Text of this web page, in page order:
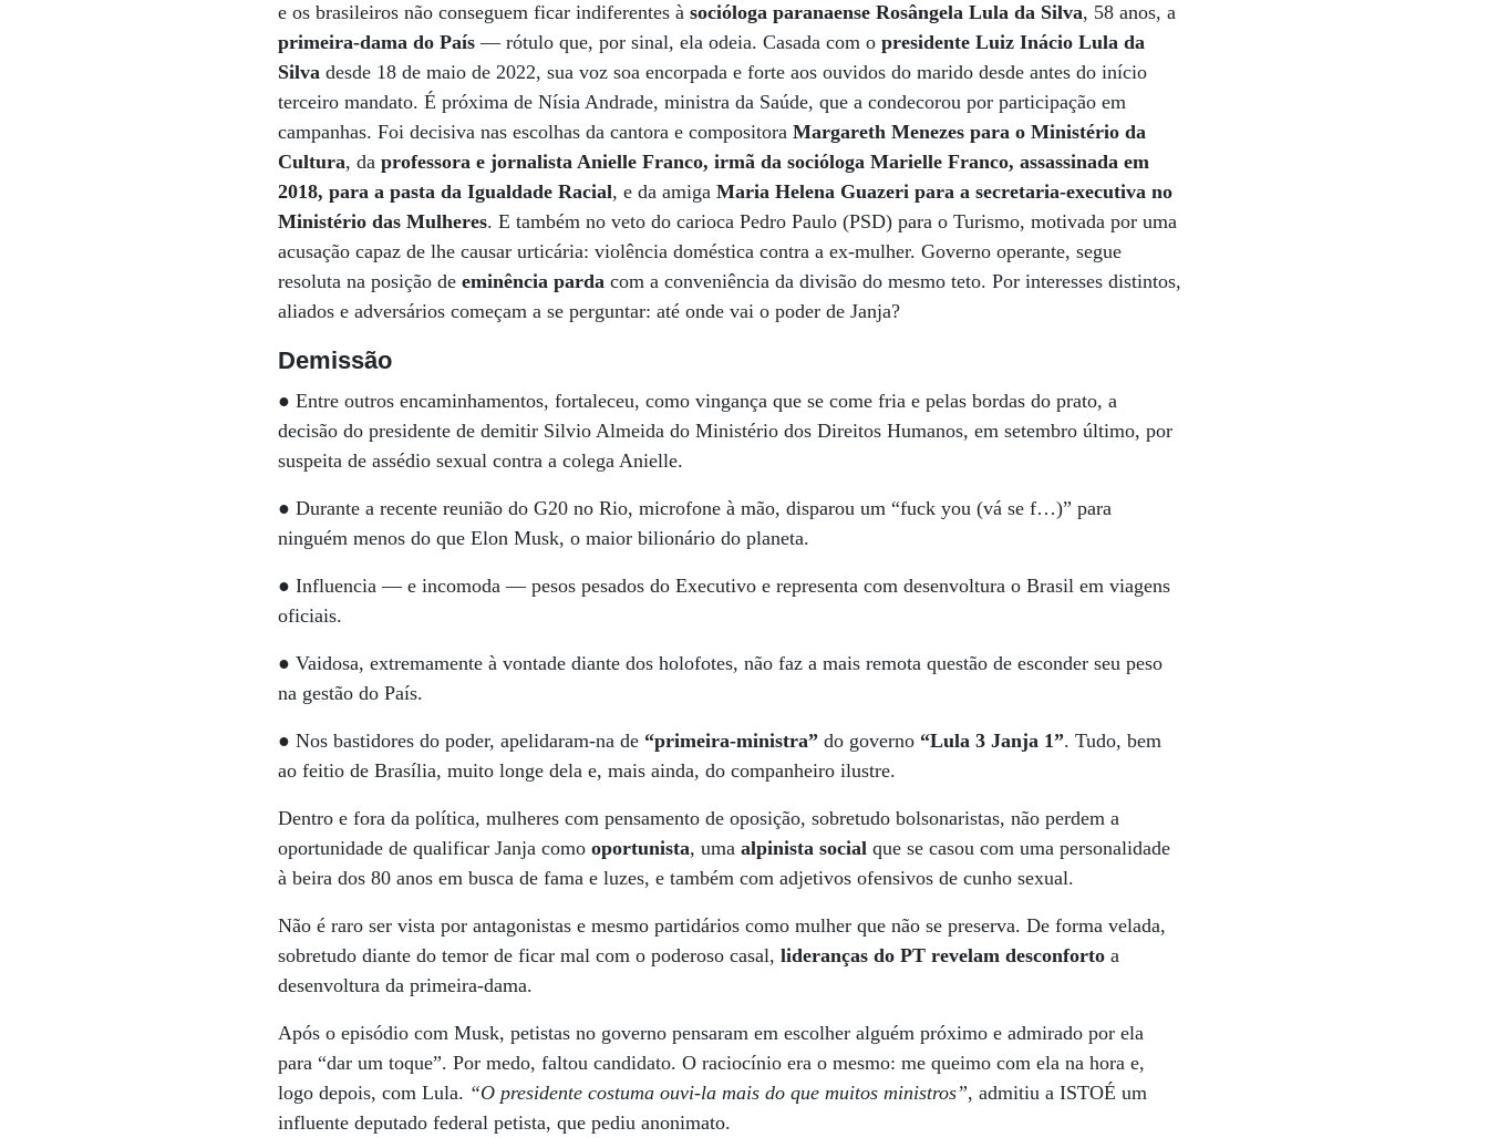
e os brasileiros não conseguem ficar indiferentes à socióloga paranaense Rosângela Lula da Silva, 58 anos, a
primeira-dama do País — rótulo que, por sinal, ela odeia. Casada com opresidente Luiz Inácio Lula da
Silva desde 18 de maio de 2022, sua voz soa encorpada e forte aos ouvidos do marido desde antes do início
terceiro mandato. É próxima de Nísia Andrade, ministra da Saúde, que a condecorou por participação em
campanhas. Foi decisiva nas escolhas da cantora e compositoraMargareth Menezes para o Ministério da
Cultura, daprofessora e jornalista Anielle Franco, irmã da socióloga Marielle Franco, assassinada em
2018, para a pasta da Igualdade Racial, e da amigaMaria Helena Guazeri para a secretaria-executiva no
Ministério das Mulheres. E também no veto do carioca Pedro Paulo (PSD) para o Turismo, motivada por uma
acusação capaz de lhe causar urticária: violência doméstica contra a ex-mulher. Governo operante, segue
resoluta na posição deeminência parda com a conveniência da divisão do mesmo teto. Por interesses distintos,
aliados e adversários começam a se perguntar: até onde vai o poder de Janja?
Demissão
● Entre outros encaminhamentos, fortaleceu, como vingança que se come fria e pelas bordas do prato, a
decisão do presidente de demitir Silvio Almeida do Ministério dos Direitos Humanos, em setembro último, por
suspeita de assédio sexual contra a colega Anielle.
● Durante a recente reunião do G20 no Rio, microfone à mão, disparou um “fuck you (vá se f…)” para
ninguém menos do que Elon Musk, o maior bilionário do planeta.
● Influencia — e incomoda — pesos pesados do Executivo e representa com desenvoltura o Brasil em viagens
oficiais.
● Vaidosa, extremamente à vontade diante dos holofotes, não faz a mais remota questão de esconder seu peso
na gestão do País.
● Nos bastidores do poder, apelidaram-na de “primeira-ministra” do governo “Lula 3 Janja 1”. Tudo, bem
ao feitio de Brasília, muito longe dela e, mais ainda, do companheiro ilustre.
Dentro e fora da política, mulheres com pensamento de oposição, sobretudo bolsonaristas, não perdem a
oportunidade de qualificar Janja comooportunista, umaalpinista social que se casou com uma personalidade
à beira dos 80 anos em busca de fama e luzes, e também com adjetivos ofensivos de cunho sexual.
Não é raro ser vista por antagonistas e mesmo partidários como mulher que não se preserva. De forma velada,
sobretudo diante do temor de ficar mal com o poderoso casal,lideranças do PT revelam desconforto a
desenvoltura da primeira-dama.
Após o episódio com Musk, petistas no governo pensaram em escolher alguém próximo e admirado por ela
para “dar um toque”. Por medo, faltou candidato. O raciocínio era o mesmo: me queimo com ela na hora e,
logo depois, com Lula. “O presidente costuma ouvi-la mais do que muitos ministros”, admitiu a ISTOÉ um
influente deputado federal petista, que pediu anonimato.